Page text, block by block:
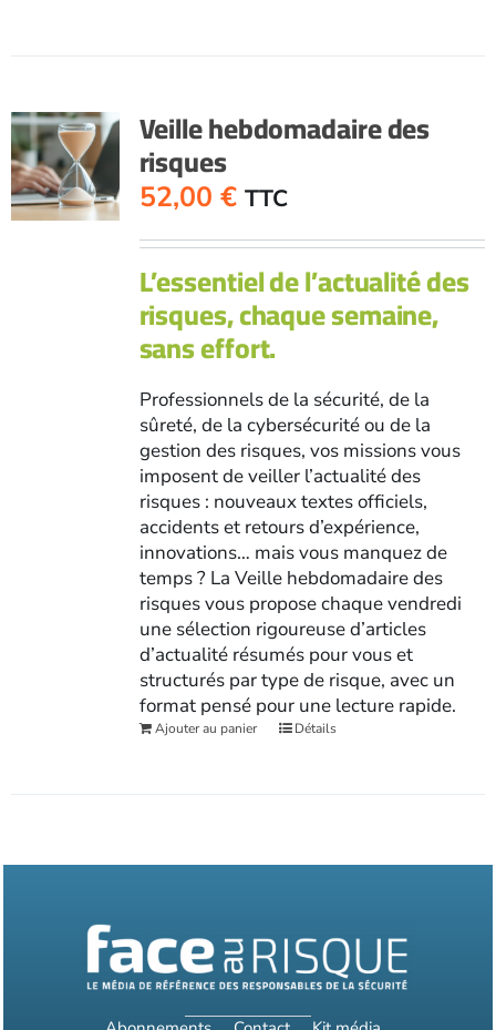
Veille hebdomadaire des
risques
52,00 € TTC
L’essentiel de l’actualité des
risques, chaque semaine,
sans effort.
Professionnels de la sécurité, de la
sûreté, de la cybersécurité ou de la
gestion des risques, vos missions vous
imposent de veiller l’actualité des
risques : nouveaux textes officiels,
accidents et retours d’expérience,
innovations… mais vous manquez de
temps ? La Veille hebdomadaire des
risques vous propose chaque vendredi
une sélection rigoureuse d’articles
d’actualité résumés pour vous et
structurés par type de risque, avec un
format pensé pour une lecture rapide.
Ajouter au panier Détails